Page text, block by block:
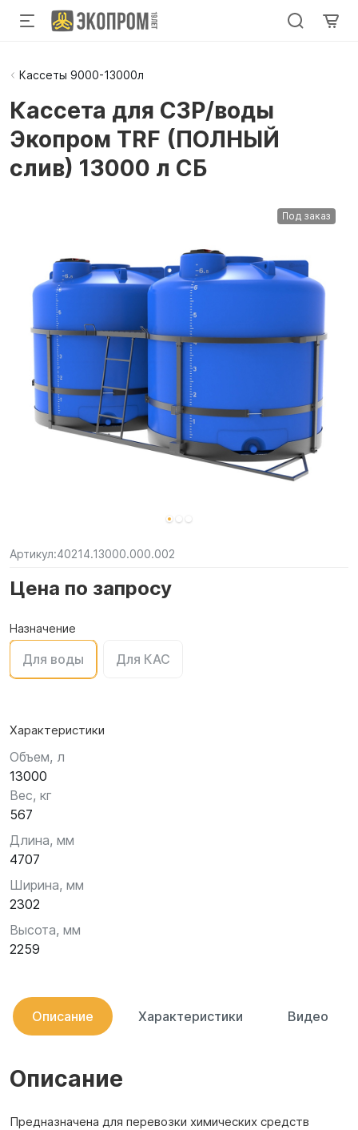
Кассеты 9000-13000л
Кассета для СЗР/воды
Экопром TRF (ПОЛНЫЙ
слив) 13000 л СБ
Под заказ
Артикул:40214.13000.000.002
Цена по запросу
Назначение
Для воды Для КАС
Характеристики
Объем, л
13000
Вес, кг
567
Длина, мм
4707
Ширина, мм
2302
Высота, мм
2259
Описание Характеристики Видео
Описание
Предназначена для перевозки химических средств